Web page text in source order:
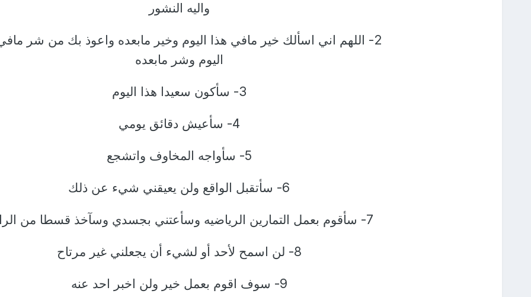
واليه النشور
2- اللهم اني اسألك خير مافي هذا اليوم وخير مابعده واعوذ بك من شر
اليوم وشر مابعده
3- سأكون سعيدا هذا اليوم
4- سأعيش دقائق يومي
5- سأواجه المخاوف واتشجع
6- سأتقبل الواقع ولن يعيقني شيء عن ذلك
7- سأقوم بعمل التمارين الرياضيه وسأعتني بجسدي وسآخذ قسطا من الراحه
8- لن اسمح لأحد أو لشيء أن يجعلني غير مرتاح
9- سوف اقوم بعمل خير ولن اخبر احد عنه